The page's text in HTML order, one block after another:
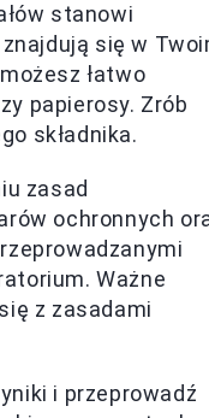
stanowi
się w
łatwo
papierosy. Zrób
składnika.
zasad
ochronnych
Ważne
z zasadami
i przeprowadź